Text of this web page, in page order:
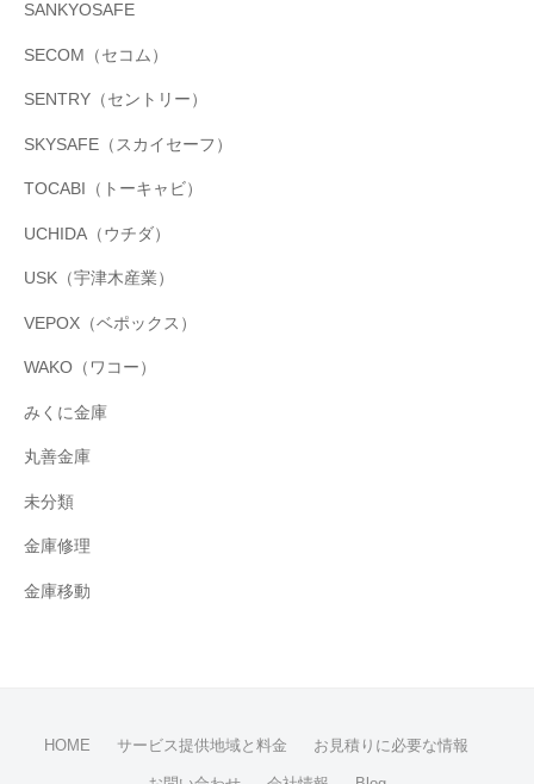
SANKYOSAFE
SECOM（セコム）
SENTRY（セントリー）
SKYSAFE（スカイセーフ）
TOCABI（トーキャビ）
UCHIDA（ウチダ）
USK（宇津木産業）
VEPOX（ベポックス）
WAKO（ワコー）
みくに金庫
丸善金庫
未分類
金庫修理
金庫移動
HOME サービス提供地域と料金 お見積りに必要な情報